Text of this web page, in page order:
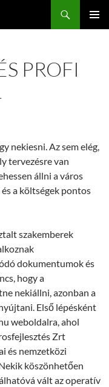
PROFI
nekiesni. Az sem elég,
tervezésre van
állni a város
a költségek pontos
szakemberek
dokumentumok és
hogy a
nekiállni, azonban a
Első lépésként
weboldalra, ahol
Zrt
és nemzetközi
köszönhetően
vált az operatív